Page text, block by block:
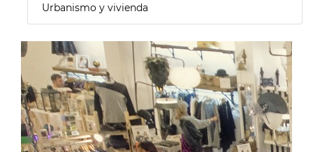
Urbanismo y vivienda